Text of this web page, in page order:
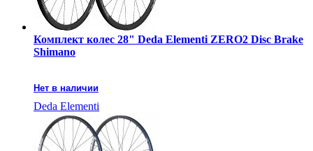
Комплект колес 28" Deda Elementi ZERO2 Disc Brake
Shimano
Нет в наличии
Deda Elementi